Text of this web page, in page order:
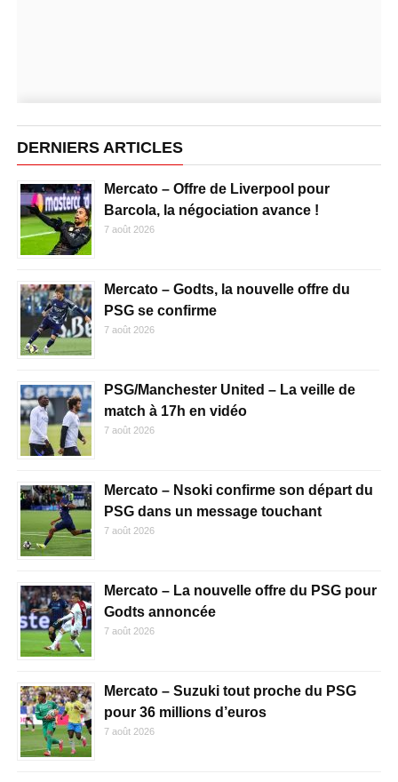
DERNIERS ARTICLES
Mercato – Offre de Liverpool pour
Barcola, la négociation avance !
7 août 2026
Mercato – Godts, la nouvelle offre du
PSG se confirme
7 août 2026
PSG/Manchester United – La veille de
match à 17h en vidéo
7 août 2026
Mercato – Nsoki confirme son départ du
PSG dans un message touchant
7 août 2026
Mercato – La nouvelle offre du PSG pour
Godts annoncée
7 août 2026
Mercato – Suzuki tout proche du PSG
pour 36 millions d’euros
7 août 2026